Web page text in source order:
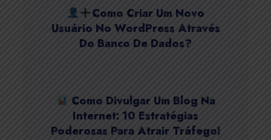
Como Criar Um Novo
Usuário No WordPress Através
Do Banco De Dados?
Como Divulgar Um Blog Na
Internet: 10 Estratégias
Poderosas Para Atrair Tráfego!